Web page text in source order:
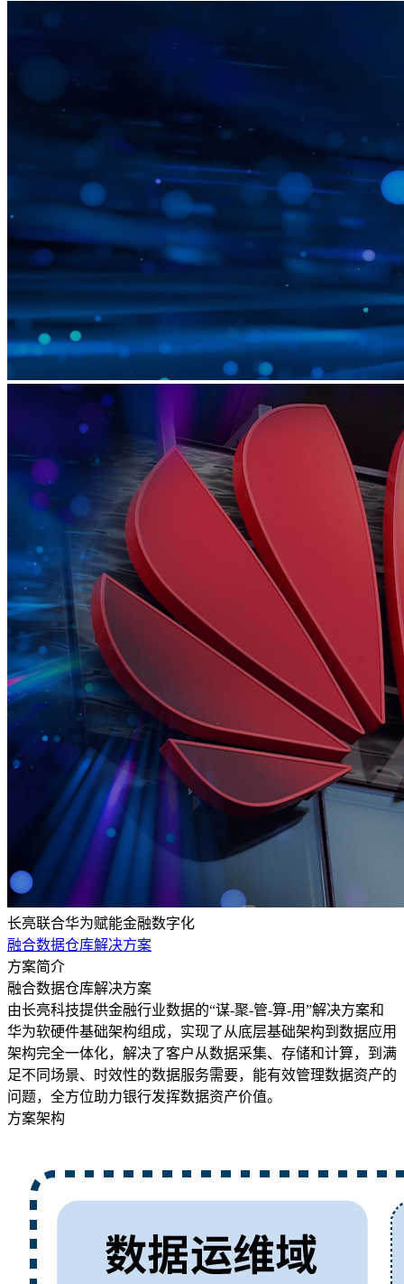
长亮联合华为赋能金融数字化
融合数据仓库解决方案
方案简介
融合数据仓库解决方案
由长亮科技提供金融行业数据的“谋-聚-管-算-用”解决方案和
华为软硬件基础架构组成，实现了从底层基础架构到数据应用
架构完全一体化，解决了客户从数据采集、存储和计算，到满
足不同场景、时效性的数据服务需要，能有效管理数据资产的
问题，全方位助力银行发挥数据资产价值。
方案架构